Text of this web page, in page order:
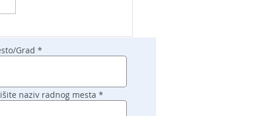
Grad
naziv radnog mesta